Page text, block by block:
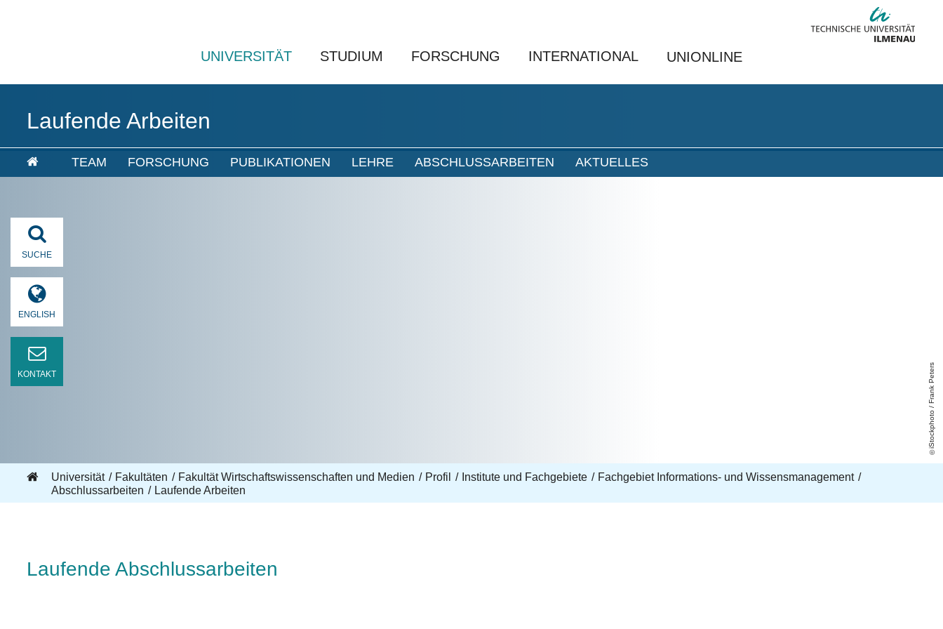
UNIVERSITÄT STUDIUM FORSCHUNG INTERNATIONAL UNIONLINE
Laufende Arbeiten
TEAM FORSCHUNG PUBLIKATIONEN LEHRE ABSCHLUSSARBEITEN AKTUELLES
iStockphoto / Frank Peters
SUCHE
ENGLISH
KONTAKT
Universität Fakultäten Fakultät Wirtschaftswissenschaften und Medien Profil Institute und Fachgebiete
Fachgebiet Informations- und Wissensmanagement
Abschlussarbeiten
Laufende Arbeiten
Laufende Abschlussarbeiten